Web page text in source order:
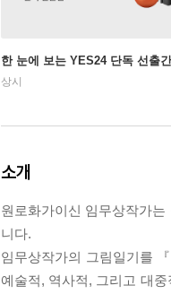
한 눈에 보는 YES24 단독 선출간
상시
소개
원로화가이신 임무상작가
니다.
임무상작가의 그림일기를
예술적, 역사적, 그리고 대